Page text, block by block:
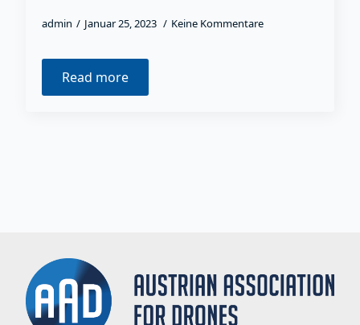
admin Januar 25, 2023 Keine Kommentare
Read more